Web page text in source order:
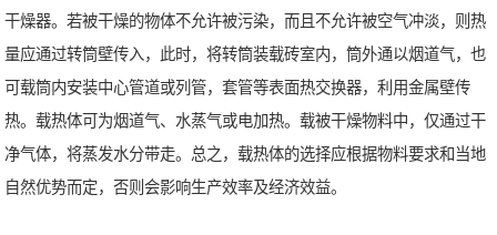
干燥器。若被干燥的物体不允许被污染，而且不允许被空气冲淡，则热
量应通过转筒壁传入，此时，将转筒装载砖室内，筒外通以烟道气，也
可载筒内安装中心管道或列管，套管等表面热交换器，利用金属壁传
热。载热体可为烟道气、水蒸气或电加热。载被干燥物料中，仅通过干
净气体，将蒸发水分带走。总之，载热体的选择应根据物料要求和当地
自然优势而定，否则会影响生产效率及经济效益。